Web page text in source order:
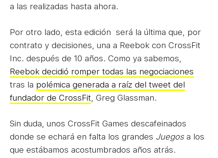
a las realizadas hasta ahora.
Por otro lado, esta edición será la última que, por
contrato y decisiones, una a Reebok con CrossFit
Inc. después de 10 años. Como ya sabemos,
Reebok decidió romper todas las negociaciones
tras la polémica generada a raíz del tweet del
fundador de CrossFit , Greg Glassman.
Sin duda, unos CrossFit Games descafeinados
donde se echará en falta los grandes Juegosa los
que estábamos acostumbrados años atrás.